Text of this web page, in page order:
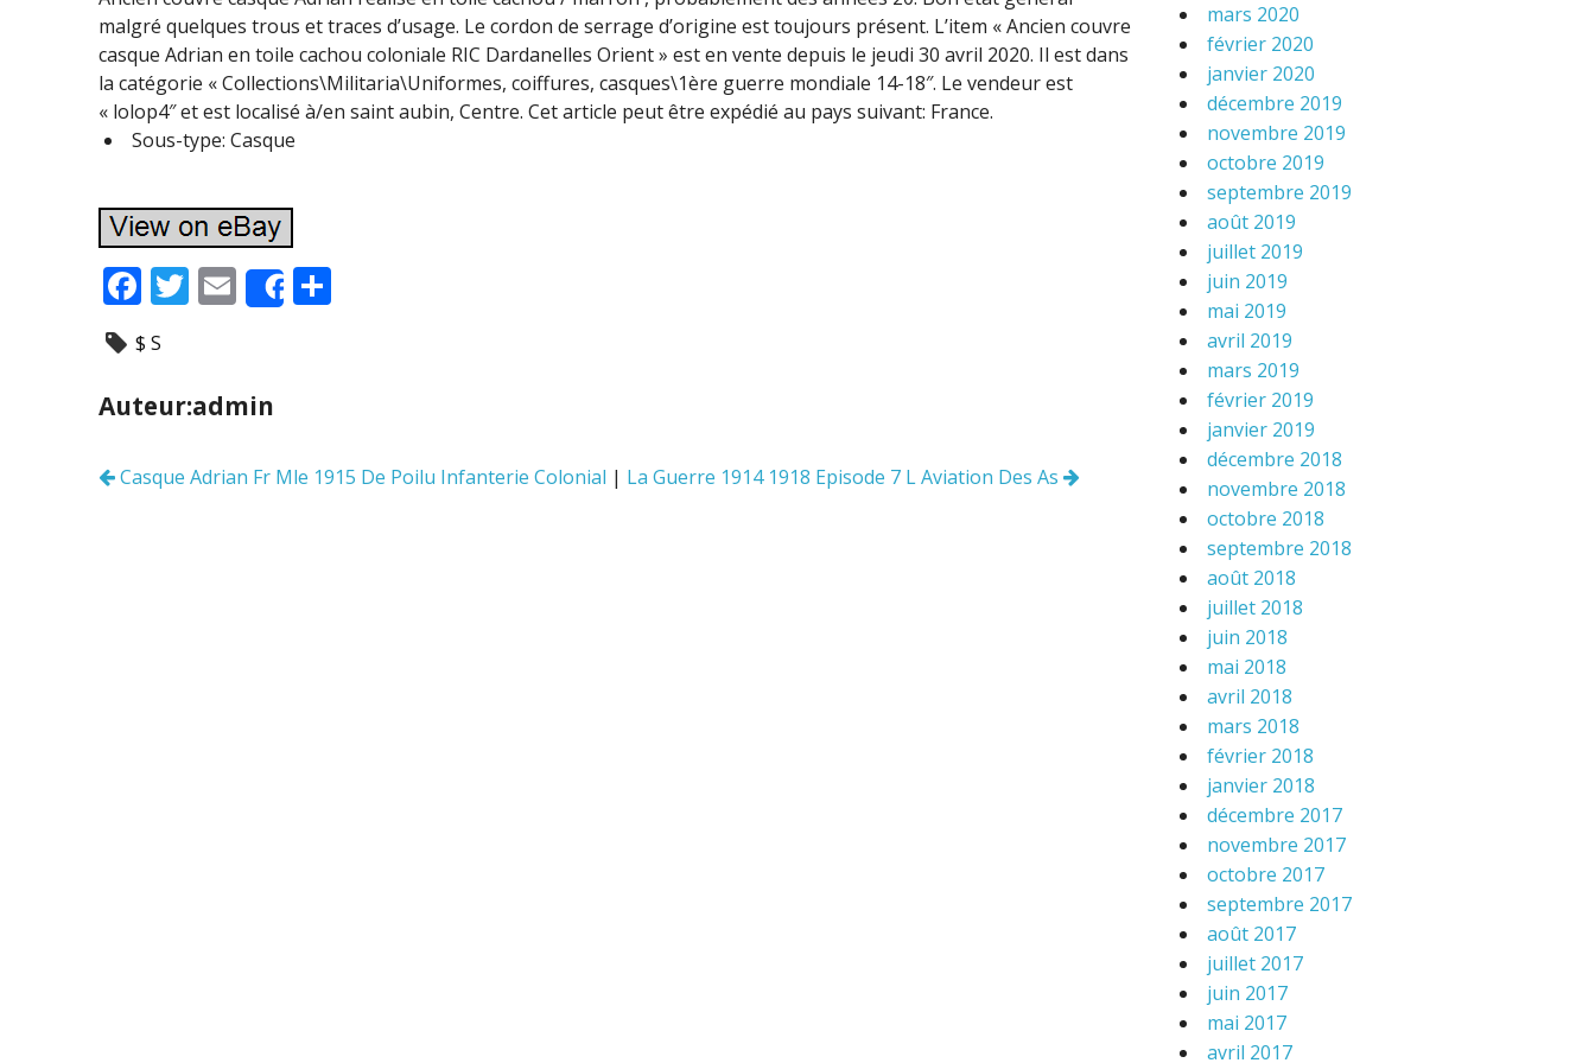
malgré quelques trous et traces d’usage. Le cordon de serrage d’origine est toujours présent. L’item « Ancien couvre
casque Adrian en toile cachou coloniale RIC Dardanelles Orient » est en vente depuis le jeudi 30 avril 2020. Il est dans
la catégorie « Collections\Militaria\Uniformes, coiffures, casques\1ère guerre mondiale 14-18″. Le vendeur est
« lolop4″ et est localisé à/en saint aubin, Centre. Cet article peut être expédié au pays suivant: France.
Sous-type: Casque
F
ac
e
b
o
T
er
E
m
l
Share
$ S
Auteur:admin
Navigation
Casque Adrian Fr Mle 1915 De Poilu Infanterie Colonial | La Guerre 1914 1918 Episode 7 L Aviation Des As
mars 2020
février 2020
janvier 2020
décembre 2019
novembre 2019
octobre 2019
septembre 2019
août 2019
juillet 2019
juin 2019
mai 2019
avril 2019
mars 2019
février 2019
janvier 2019
décembre 2018
novembre 2018
octobre 2018
septembre 2018
août 2018
juillet 2018
juin 2018
mai 2018
avril 2018
mars 2018
février 2018
janvier 2018
décembre 2017
novembre 2017
octobre 2017
septembre 2017
août 2017
juillet 2017
juin 2017
mai 2017
avril 2017